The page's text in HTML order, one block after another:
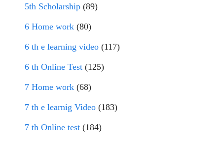
5th Scholarship (89)
6 Home work (80)
6 th e learning video (117)
6 th Online Test (125)
7 Home work (68)
7 th e learnig Video (183)
7 th Online test (184)